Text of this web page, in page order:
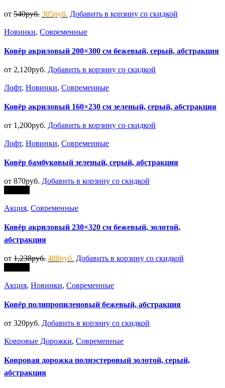
от 540руб. 305руб. Добавить в корзину со скидкой
Новинки, Современные
Ковёр акриловый 200×300 см бежевый, серый, абстракция
от 2,120руб. Добавить в корзину со скидкой
Лофт, Новинки, Современные
Ковёр акриловый 160×230 см зеленый, серый, абстракция
от 1,200руб. Добавить в корзину со скидкой
Лофт, Новинки, Современные
Ковёр бамбуковый зеленый, серый, абстракция
от 870руб. Добавить в корзину со скидкой
Акция, Современные
Ковёр акриловый 230×320 см бежевый, золотой,
абстракция
от 1,238руб. 488руб. Добавить в корзину со скидкой
Акция, Новинки, Современные
Ковёр полипропиленовый бежевый, абстракция
от 320руб. Добавить в корзину со скидкой
Ковровые Дорожки, Современные
Ковровая дорожка полиэстеровый золотой, серый,
абстракция